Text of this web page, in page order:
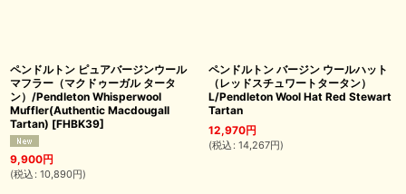
ペンドルトン ピュアバージンウール
マフラー（マクドゥーガル タータ
ン）/Pendleton Whisperwool
Muffler(Authentic Macdougall
Tartan) [FHBK39]
9,900円
(税込 : 10,890円)
ペンドルトン バージン ウールハット
（レッドスチュワートタータン）
L/Pendleton Wool Hat Red Stewart
Tartan
12,970円
(税込 : 14,267円)